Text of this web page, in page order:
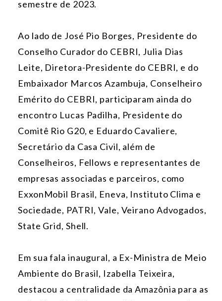
semestre de 2023.
Ao lado de José Pio Borges, Presidente do
Conselho Curador do CEBRI, Julia Dias
Leite, Diretora-Presidente do CEBRI, e do
Embaixador Marcos Azambuja, Conselheiro
Emérito do CEBRI, participaram ainda do
encontro Lucas Padilha, Presidente do
Comitê Rio G20, e Eduardo Cavaliere,
Secretário da Casa Civil, além de
Conselheiros, Fellows e representantes de
empresas associadas e parceiros, como
ExxonMobil Brasil, Eneva, Instituto Clima e
Sociedade, PATRI, Vale, Veirano Advogados,
State Grid, Shell.
Em sua fala inaugural, a Ex-Ministra de Meio
Ambiente do Brasil, Izabella Teixeira,
destacou a centralidade da Amazônia para as